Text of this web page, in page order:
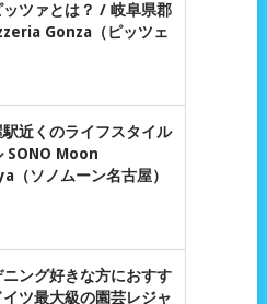
ッツァとは？ / 岐阜県郡
Gonza（ピッツェ
近くのライフスタイル
SONO Moon
（ソノムーン名古屋）
ニング好きな方におすす
ツ最大級の園芸レジャ